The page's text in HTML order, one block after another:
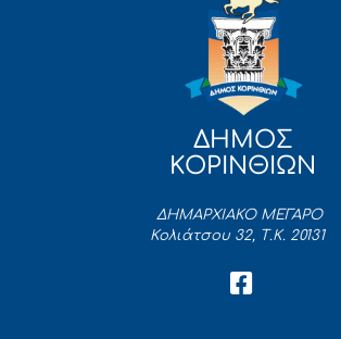
ΔΗΜΟΣ
ΚΟΡΙΝΘΙΩΝ
ΔΗΜΑΡΧΙΑΚΟ ΜΕΓΑΡΟ
Κολιάτσου 32, Τ.Κ. 20131